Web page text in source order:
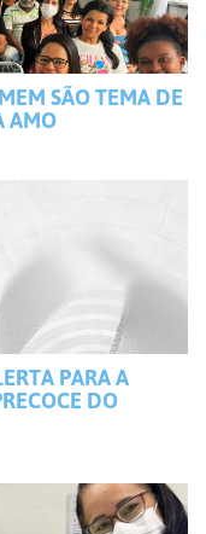
SÃO TEMA DE
AMO
PARA A
DO